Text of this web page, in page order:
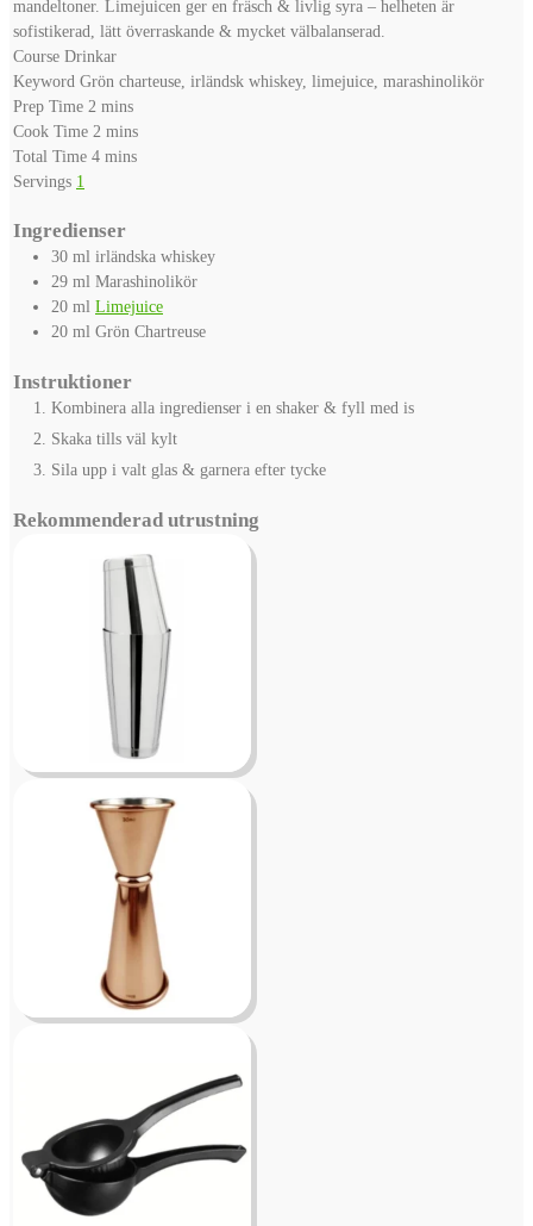
mandeltoner. Limejuicen ger en fräsch & livlig syra – helheten är
sofistikerad, lätt överraskande & mycket välbalanserad.
Course Drinkar
Keyword Grön charteuse, irländsk whiskey, limejuice, marashinolikör
Prep Time 2 minutes
mins
Cook Time 2 minutes
mins
Total Time 4minutes
mins
Servings 1
Ingredienser
30 ml irländska whiskey
29 ml Marashinolikör
20 ml Limejuice
20 ml Grön Chartreuse
Instruktioner
Kombinera alla ingredienser i en shaker & fyll med is
Skaka tills väl kylt
Sila upp i valt glas & garnera efter tycke
Rekommenderad utrustning